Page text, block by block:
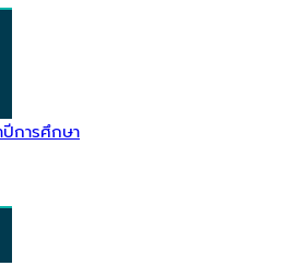
การศึกษา